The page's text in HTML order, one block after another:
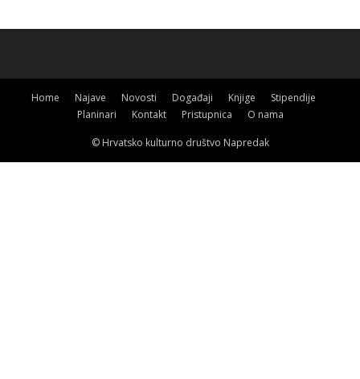
Home Najave Novosti Događaji Knjige
Stipendije
Planinari
Kontakt Pristupnica O nama
© Hrvatsko kulturno društvo Napredak